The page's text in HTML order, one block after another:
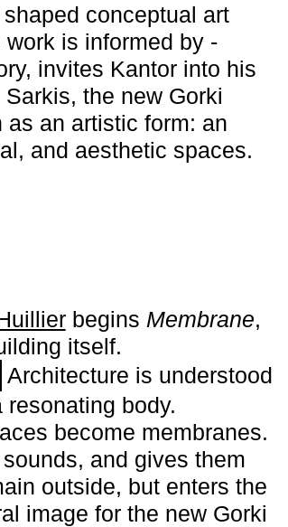
conceptual art
work is informed by
invites Kantor into his
the new Gorki
an artistic form: an
and aesthetic spaces.
begins ­ Membrane,
itself.
Architecture is understood
body.
become membranes.
and gives them
outside, but enters the
image for the new Gorki